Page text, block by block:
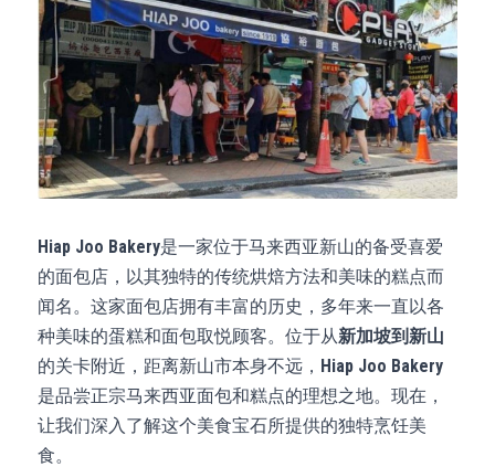
Hiap Joo Bakery是一家位于马来西亚新山的备受喜爱
的面包店，以其独特的传统烘焙方法和美味的糕点而
闻名。这家面包店拥有丰富的历史，多年来一直以各
种美味的蛋糕和面包取悦顾客。位于从新加坡到新山
的关卡附近，距离新山市本身不远， Hiap Joo Bakery
是品尝正宗马来西亚面包和糕点的理想之地。现在，
让我们深入了解这个美食宝石所提供的独特烹饪美
食。